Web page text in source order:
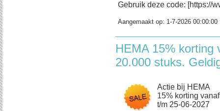
Gebruik deze code: [https://
Aangemaakt op: 1-7-2026 00:00:00
HEMA 15% korting
20.000 stuks.
Actie bij HEMA
15% korting
t/m 25-06-2027